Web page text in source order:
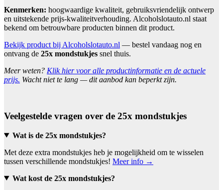
Kenmerken: hoogwaardige kwaliteit, gebruiksvriendelijk ontwerp
en uitstekende prijs-kwaliteitverhouding. Alcoholslotauto.nl staat
bekend om betrouwbare producten binnen dit product.
Bekijk product bij Alcoholslotauto.nl — bestel vandaag nog en
ontvang de 25x mondstukjes snel thuis.
Meer weten? Klik hier voor alle productinformatie en de actuele
prijs. Wacht niet te lang — dit aanbod kan beperkt zijn.
Veelgestelde vragen over de 25x mondstukjes
Wat is de 25x mondstukjes?
Met deze extra mondstukjes heb je mogelijkheid om te wisselen
tussen verschillende mondstukjes! Meer info →
Wat kost de 25x mondstukjes?